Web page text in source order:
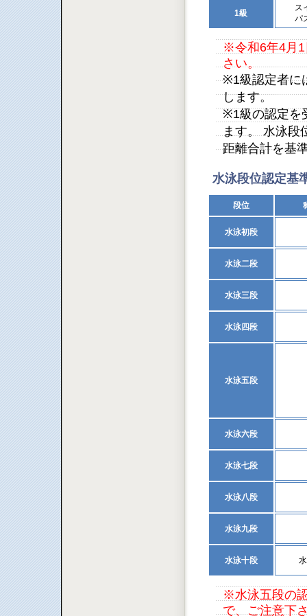
1級
ス
パ
※令和6年4月1
さい。
※1級認定者に
します。
※1級の認定を
ます。 水泳段
距離合計を基
水泳段位認定基
段位
水泳初段
水泳二段
水泳三段
水泳四段
水泳五段
水泳六段
水泳七段
水泳八段
水泳九段
水泳十段
※水泳五段の
で、ご注意下